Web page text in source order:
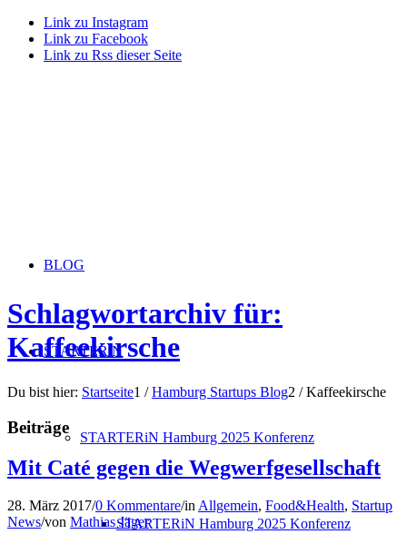
Link zu Instagram
Link zu Facebook
Link zu Rss dieser Seite
BLOG
STARTERiN
STARTERiN Hamburg 2025 Konferenz
STARTERiN Hamburg 2025 Konferenz
Schlagwortarchiv für:
Kaffeekirsche
Du bist hier: Startseite1 / Hamburg Startups Blog2 / Kaffeekirsche
Beiträge
Mit Caté gegen die Wegwerfgesellschaft
28. März 2017/0 Kommentare/inAllgemein, Food&Health, Startup
News/von Mathias Jäger